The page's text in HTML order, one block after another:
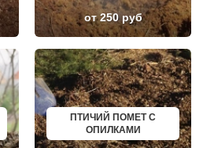
АЛЕКСЕЕВКА
ВЯЗЬМА
ИШИМ
ПОКРОВ
ЗЕЛЕНОДОЛЬСК
ЛИВНЫ
БОБРОВ
ЛИСКИ
КУЗНЕЦК
БАЛАШОВ
ВЫШНИЙ ВОЛОЧЕК
от 250 руб
ПТИЧИЙ ПОМЕТ С
ОПИЛКАМИ